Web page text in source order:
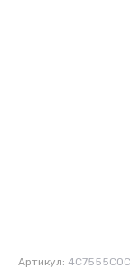
Артикул: